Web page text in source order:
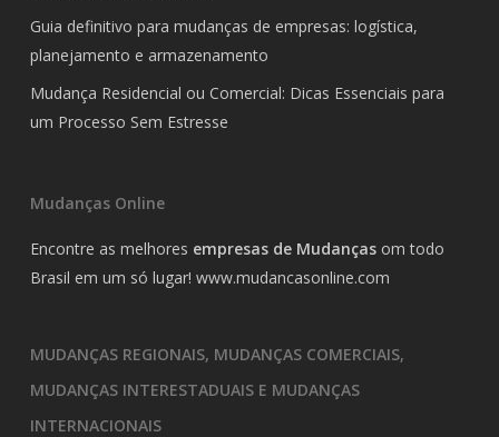
Guia definitivo para mudanças de empresas: logística,
planejamento e armazenamento
Mudança Residencial ou Comercial: Dicas Essenciais para
um Processo Sem Estresse
Mudanças Online
Encontre as melhores empresas de Mudançasom todo
Brasil em um só lugar! www.mudancasonline.com
MUDANÇAS REGIONAIS, MUDANÇAS COMERCIAIS,
MUDANÇAS INTERESTADUAIS E MUDANÇAS
INTERNACIONAIS